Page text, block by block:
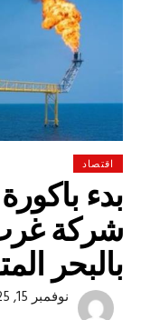
اقتصاد
بدء
شركة
بالبحر
نوفمبر 15, 2025, 22:20 م